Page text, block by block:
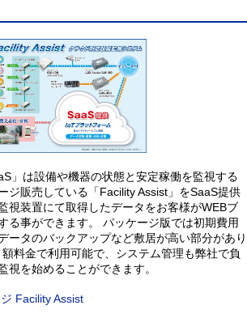
」は設備や機器の状態と安定稼働を監視する
ジ販売している「Facility Assist」をSaaS提供
視装置にて取得したデータをお客様がWEBブ
る事ができます。 パッケージ版では初期費用
ータのバックアップなど敷居が高い部分があり
料金で利用可能で、システム管理も弊社で負
視を始めることができます。
Facility Assist